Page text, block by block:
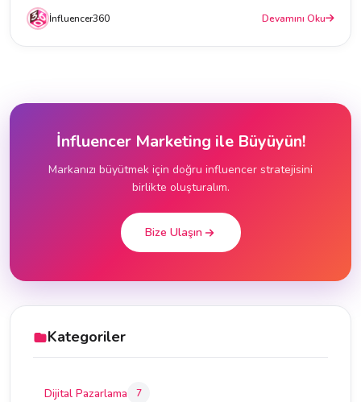
İnfluencer360 Devamını Oku
İnfluencer Marketing ile Büyüyün!
Markanızı büyütmek için doğru influencer stratejisini
birlikte oluşturalım.
Bize Ulaşın
Kategoriler
Dijital Pazarlama 7